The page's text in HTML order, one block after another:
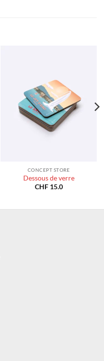
CONCEPT STORE
Dessous de verre
CHF15.0